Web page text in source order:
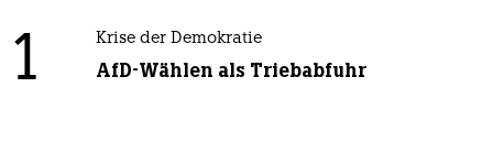
1 Krise der Demokratie
AfD-Wählen als Triebabfuhr